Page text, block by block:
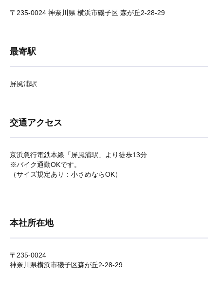
〒235-0024 神奈川県 横浜市磯子区 森が丘2-28-29
最寄駅
屏風浦駅
交通アクセス
京浜急行電鉄本線「屏風浦駅」より徒歩13分
※バイク通勤OKです。
（サイズ規定あり：小さめならOK）
本社所在地
〒235-0024
神奈川県横浜市磯子区森が丘2-28-29